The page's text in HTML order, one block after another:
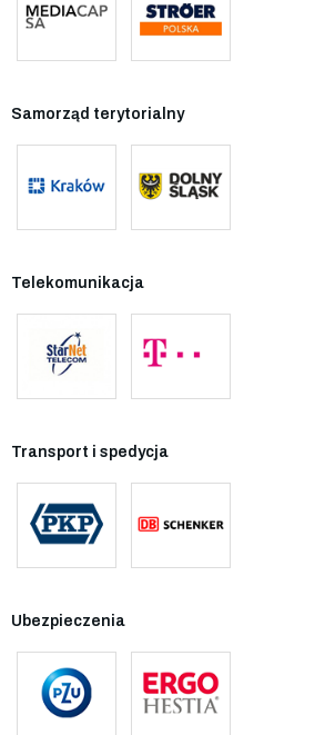
Samorząd terytorialny
Telekomunikacja
Transport i spedycja
Ubezpieczenia